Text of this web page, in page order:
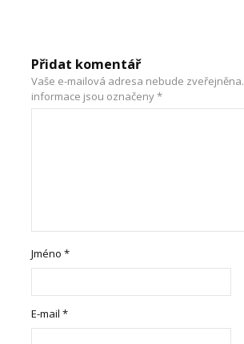
Přidat komentář
Vaše e-mailová adresa nebude zveřejněna.
informace jsou označeny*
Jméno*
E-mail*